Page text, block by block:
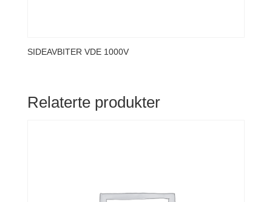
SIDEAVBITER VDE 1000V
Relaterte produkter